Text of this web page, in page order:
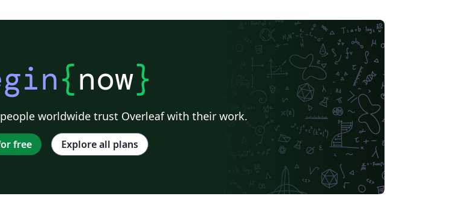
{now}
worldwide trust Overleaf with their work.
free Explore all plans